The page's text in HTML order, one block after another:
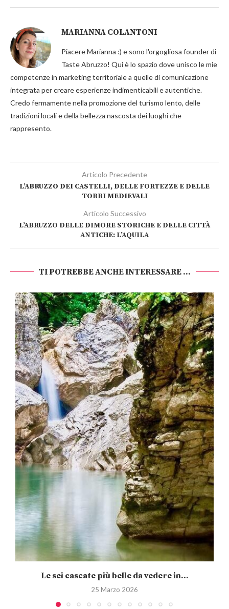
MARIANNA COLANTONI
Piacere Marianna :) e sono l'orgogliosa founder di
Taste Abruzzo! Qui è lo spazio dove unisco le mie
competenze in marketing territoriale a quelle di comunicazione
integrata per creare esperienze indimenticabili e autentiche.
Credo fermamente nella promozione del turismo lento, delle
tradizioni locali e della bellezza nascosta dei luoghi che
rappresento.
Articolo Precedente
L’ABRUZZO DEI CASTELLI, DELLE FORTEZZE E DELLE
TORRI MEDIEVALI
Articolo Successivo
L’ABRUZZO DELLE DIMORE STORICHE E DELLE CITTÀ
ANTICHE: L’AQUILA
TI POTREBBE ANCHE INTERESSARE ...
Le sei cascate più belle da vedere in...
25 Marzo 2026